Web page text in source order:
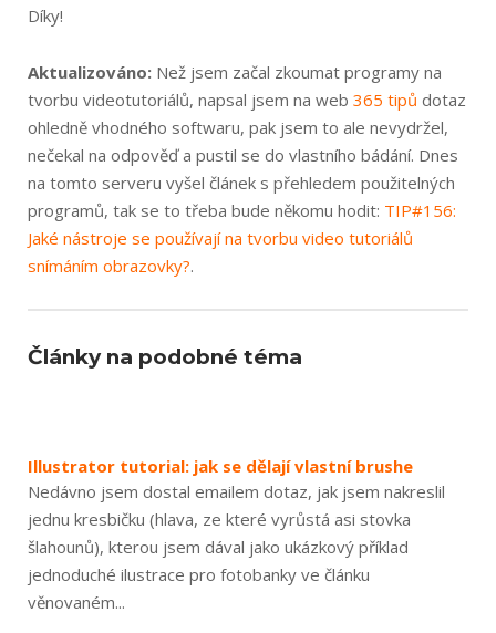
Díky!
Aktualizováno: Než jsem začal zkoumat programy na
tvorbu videotutoriálů, napsal jsem na web 365 tipů dotaz
ohledně vhodného softwaru, pak jsem to ale nevydržel,
nečekal na odpověď a pustil se do vlastního bádání. Dnes
na tomto serveru vyšel článek s přehledem použitelných
programů, tak se to třeba bude někomu hodit: TIP#156:
Jaké nástroje se používají na tvorbu video tutoriálů
snímáním obrazovky?.
Články na podobné téma
Illustrator tutorial: jak se dělají vlastní brushe
Nedávno jsem dostal emailem dotaz, jak jsem nakreslil
jednu kresbičku (hlava, ze které vyrůstá asi stovka
šlahounů), kterou jsem dával jako ukázkový příklad
jednoduché ilustrace pro fotobanky ve článku
věnovaném...